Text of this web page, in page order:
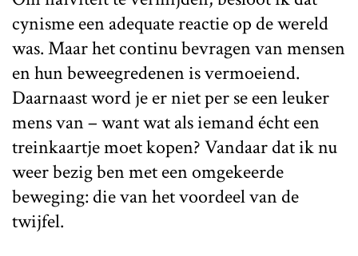
cynisme een adequate reactie op de wereld
was. Maar het continu bevragen van mensen
en hun beweegredenen is vermoeiend.
Daarnaast word je er niet per se een leuker
mens van – want wat als iemand écht een
treinkaartje moet kopen? Vandaar dat ik nu
weer bezig ben met een omgekeerde
beweging: die van het voordeel van de
twijfel.